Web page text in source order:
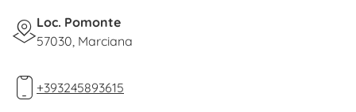
trouverez à Pomonte une localité touristique à
taille humaine idéale pour se ressourcer entre les
L’hôtel propose25 chambres confortables
Loc. Pomonte
57030, Marciana
+393245893615